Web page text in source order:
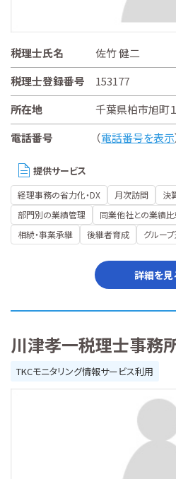
税理士氏名
佐竹 健二
税理士登録番号
153177
所在地
千葉県柏市旭町１
電話番号
（電話番号を表示
提供サービス
経理事務の省力化・DX 月次訪問 決
部門別の業績管理
同業他社との業績
相続・事業承継
後継者育成 グルー
詳細を見
川津孝一税理士事務
TKCモニタリング情報サービス利用